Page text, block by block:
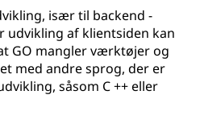
især til backend -
udvikling af klientsiden kan
GO mangler værktøjer og
med andre sprog, der er
såsom C ++ eller